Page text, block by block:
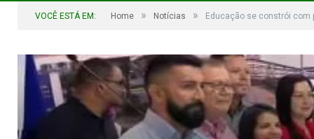
VOCÊ ESTÁ EM: Home » Notícias » Educação se constrói com